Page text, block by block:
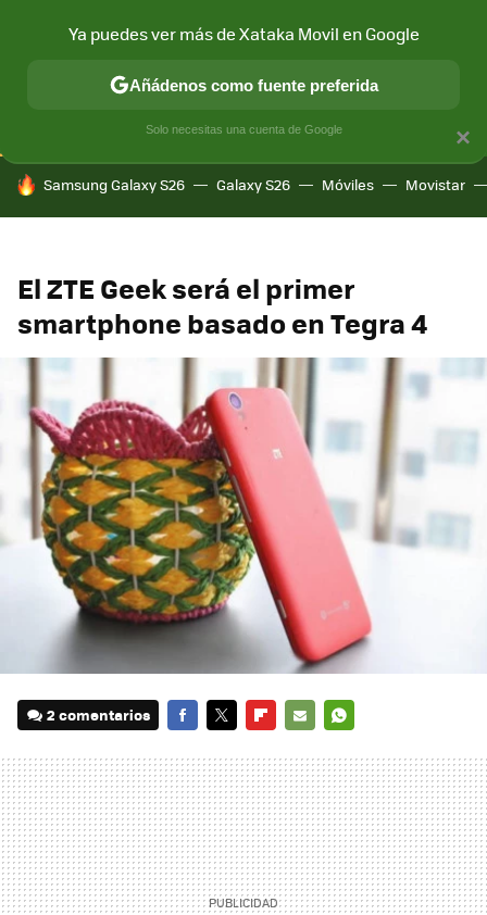
CONECTIVIDAD MÓVIL Y SOCIEDAD APLICACIONES
HOY SE HABLA DE
Samsung Galaxy S26 Galaxy S26 Móviles Movistar
El ZTE Geek será el primer
smartphone basado en Tegra 4
2 comentarios
MAIL
×
Ya puedes ver más de Xataka Movil en Google
Añádenos como fuente preferida
Solo necesitas una cuenta de Google